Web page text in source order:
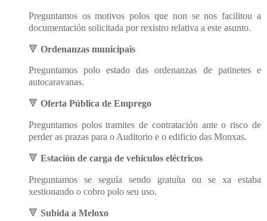
Preguntamos os motivos polos que non se nos facilitou a
documentación solicitada por rexistro relativa a este asunto.
🔻 Ordenanzas municipais
Preguntamos polo estado das ordenanzas de patinetes e
autocaravanas.
🔻 Oferta Pública de Emprego
Preguntamos polos tramites de contratación ante o risco de
perder as prazas para o Auditorio e o edificio das Monxas.
🔻 Estación de carga de vehículos eléctricos
Preguntamos se seguía sendo gratuíta ou se xa estaba
xestionando o cobro polo seu uso.
🔻 Subida a Meloxo